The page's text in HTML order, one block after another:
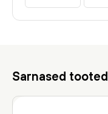
Sarnased tooted